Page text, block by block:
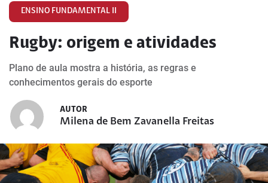
ENSINO FUNDAMENTAL II
Rugby: origem e atividades
Plano de aula mostra a história, as regras e
conhecimentos gerais do esporte
AUTOR
Milena de Bem Zavanella Freitas